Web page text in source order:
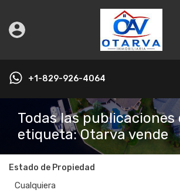
+1-829-926-4064
Todas las publicaciones
etiqueta: Otarva vende
Estado de Propiedad
Cualquiera